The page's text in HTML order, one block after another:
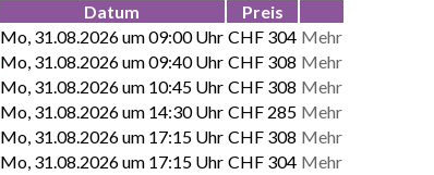
Datum
Preis
Mo, 31.08.2026 um 09:00 Uhr CHF 304 Mehr
Mo, 31.08.2026 um 09:40 Uhr CHF 308 Mehr
Mo, 31.08.2026 um 10:45 Uhr CHF 308 Mehr
Mo, 31.08.2026 um 14:30 Uhr CHF 285 Mehr
Mo, 31.08.2026 um 17:15 Uhr CHF 308 Mehr
Mo, 31.08.2026 um 17:15 Uhr CHF 304 Mehr